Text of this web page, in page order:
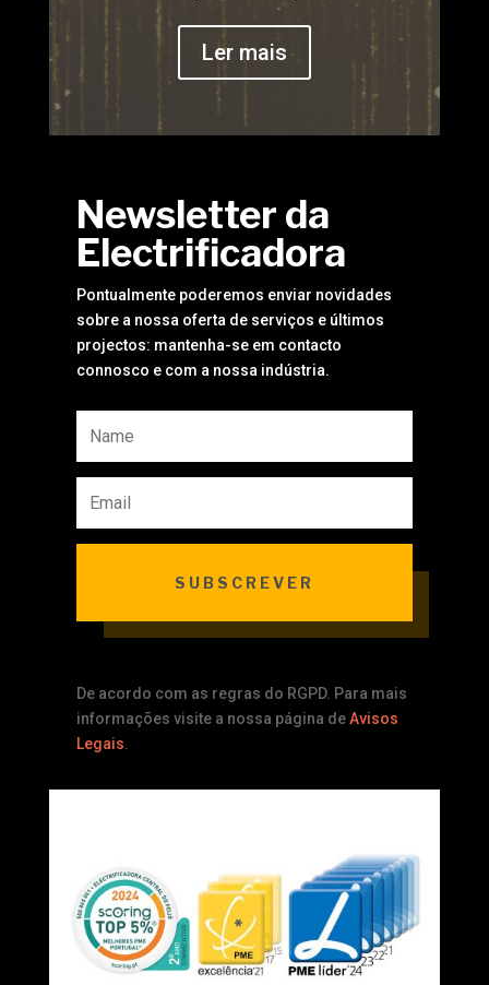
Ler mais
Newsletter da
Electrificadora
Pontualmente poderemos enviar novidades
sobre a nossa oferta de serviços e últimos
projectos: mantenha-se em contacto
connosco e com a nossa indústria.
SUBSCREVER
De acordo com as regras do RGPD. Para mais
informações visite a nossa página deAvisos
Legais.